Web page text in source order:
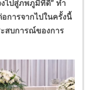
ไปสู่ภพภูมิที่ดี” ทำ
การจากไปในครั้งนี้
สบการณ์ของการ